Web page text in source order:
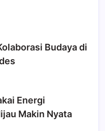
Budaya di
Energi
Makin Nyata